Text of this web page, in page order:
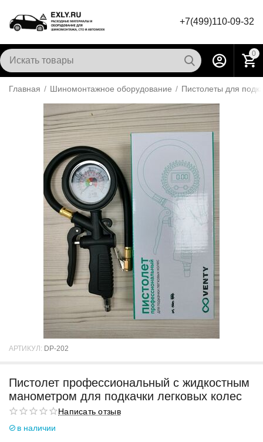
+7(499)110-09-32
0
Главная / Шиномонтажное оборудование / Пистолеты для
АРТИКУЛ: DP-202
Пистолет профессиональный с жидкостным
манометром для подкачки легковых колес
Написать отзыв
в наличии